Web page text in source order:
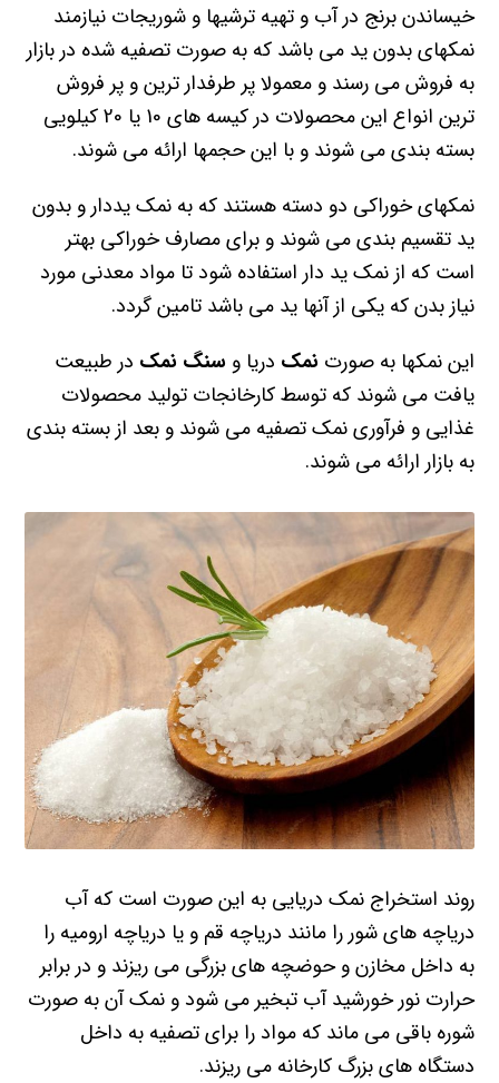
خیساندن برنج در آب و تهیه ترشیها و شوریجات نیازمند
نمکهای بدون ید می باشد که به صورت تصفیه شده در بازار
به فروش می رسند و معمولا پر طرفدار ترین و پر فروش
ترین انواع این محصولات در کیسه های 10 یا 20 کیلویی
بسته بندی می شوند و با این حجمها ارائه می شوند.
نمکهای خوراکی دو دسته هستند که به نمک یددار و بدون
ید تقسیم بندی می شوند و برای مصارف خوراکی بهتر
است که از نمک ید دار استفاده شود تا مواد معدنی مورد
نیاز بدن که یکی از آنها ید می باشد تامین گردد.
این نمکها به صورت نمک دریا و سنگ نمک در طبیعت
یافت می شوند که توسط کارخانجات تولید محصولات
غذایی و فرآوری نمک تصفیه می شوند و بعد از بسته بندی
به بازار ارائه می شوند.
روند استخراج نمک دریایی به این صورت است که آب
دریاچه های شور را مانند دریاچه قم و یا دریاچه ارومیه را
به داخل مخازن و حوضچه های بزرگی می ریزند و در برابر
حرارت نور خورشید آب تبخیر می شود و نمک آن به صورت
شوره باقی می ماند که مواد را برای تصفیه به داخل
دستگاه های بزرگ کارخانه می ریزند.